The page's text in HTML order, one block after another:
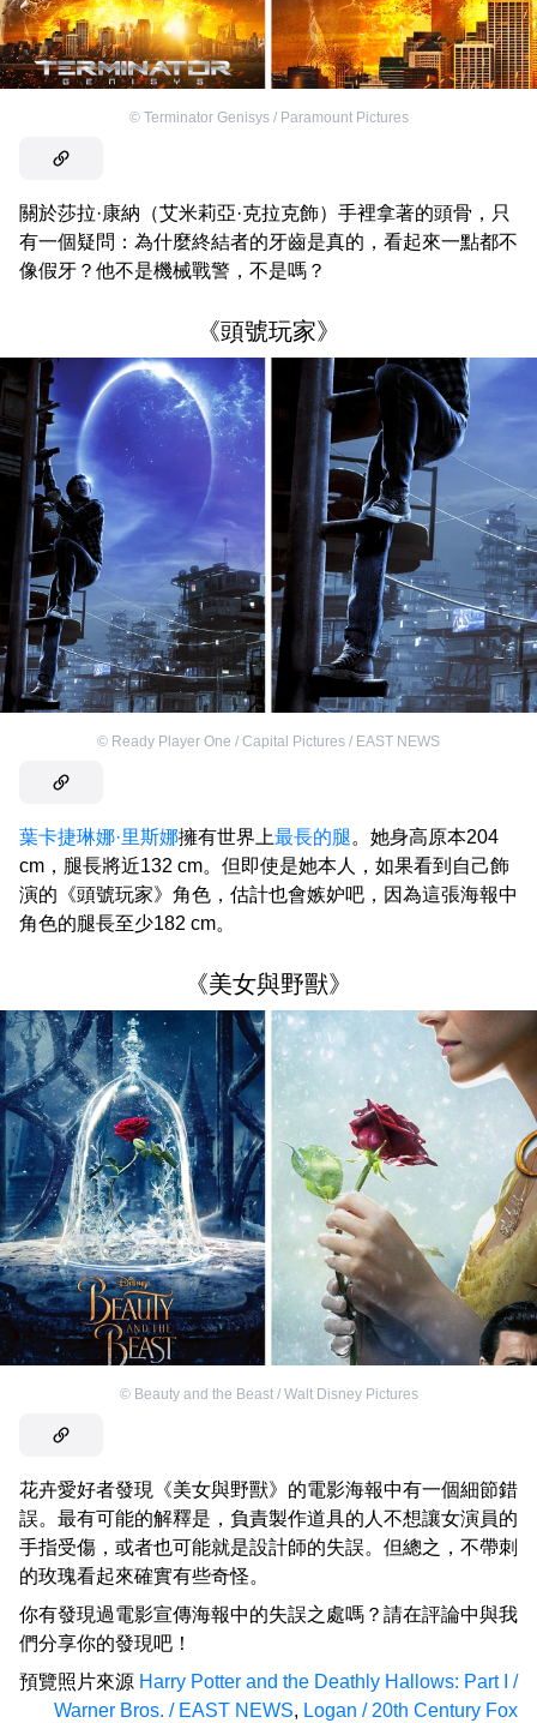
© Terminator Genisys / Paramount Pictures
關於莎拉·康納（艾米莉亞·克拉克飾）手裡拿著的頭骨，只
有一個疑問：為什麼終結者的牙齒是真的，看起來一點都不
像假牙？他不是機械戰警，不是嗎？
《頭號玩家》
© Ready Player One / Capital Pictures / EAST NEWS
葉卡捷琳娜·里斯娜擁有世界上最長的腿。她身高原本204
cm，腿長將近132 cm。但即使是她本人，如果看到自己飾
演的《頭號玩家》角色，估計也會嫉妒吧，因為這張海報中
角色的腿長至少182 cm。
《美女與野獸》
© Beauty and the Beast / Walt Disney Pictures
花卉愛好者發現《美女與野獸》的電影海報中有一個細節錯
誤。最有可能的解釋是，負責製作道具的人不想讓女演員的
手指受傷，或者也可能就是設計師的失誤。但總之，不帶刺
的玫瑰看起來確實有些奇怪。
你有發現過電影宣傳海報中的失誤之處嗎？請在評論中與我
們分享你的發現吧！
預覽照片來源 Harry Potter and the Deathly Hallows: Part I /
Warner Bros. / EAST NEWS, Logan / 20th Century Fox